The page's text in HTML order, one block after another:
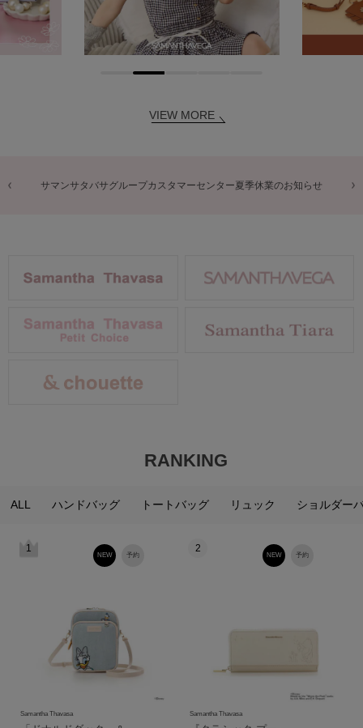
VIEW MORE
商品に関するお詫びとお知らせ
RANKING
ALL ハンドバッグ トートバッグ リュック ショルダー
1
予約
NEW
Samantha Thavasa
2
予約
NEW
Samantha Thavasa